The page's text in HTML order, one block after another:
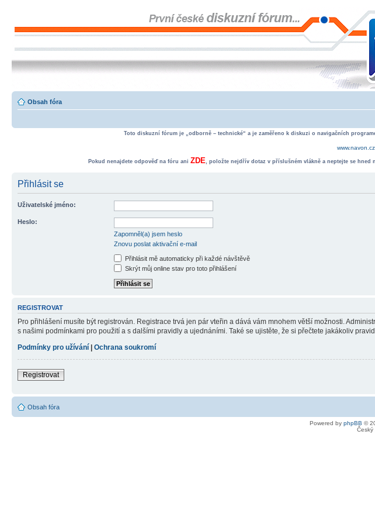
Obsah fóra
Toto diskuzní fórum je „odborně – technické“ a je zaměřeno k diskuzi o navigačních
Pokud nenajdete odpověď na fóru ani ZDE, položte nejdřív dotaz v příslušném vlákně a neptejte se hned
Přihlásit se
Uživatelské jméno:
Heslo:
Zapomněl(a) jsem heslo
Znovu poslat aktivační e-mail
Přihlásit mě automaticky při každé návštěvě
Skrýt můj online stav pro toto přihlášení
REGISTROVAT
Pro přihlášení musíte být registrován. Registrace trvá jen pár vteřin a dává vám mnohem větší možnosti.
s našimi podmínkami pro použití a s dalšími pravidly a ujednáními. Také se ujistěte, že si přečtete jakákoliv
Podmínky pro užívání | Ochrana soukromí
Registrovat
Obsah fóra
Powered by phpBB ©
Český